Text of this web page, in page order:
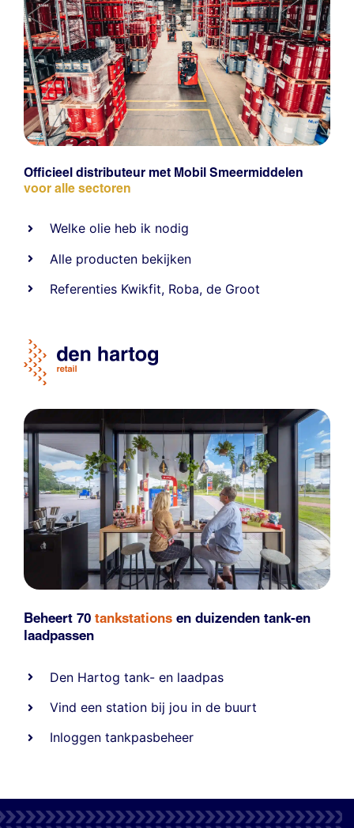
Officieel distributeur met Mobil Smeermiddelen
voor alle sectoren
Welke olie heb ik nodig
Alle producten bekijken
Referenties Kwikfit, Roba,de Groot
Beheert 70 tankstations en duizenden tank-en
laadpassen
Den Hartog tank- en laadpas
Vind een station bij jou in de buurt
Inloggen tankpasbeheer